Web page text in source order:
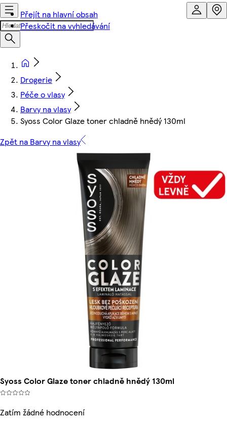
Přejít na hlavní obsah
Přeskočit na vyhledávání
Drogerie
Péče o vlasy
Barvy na vlasy
Syoss Color Glaze toner chladně hnědý 130ml
Zpět na Barvy na vlasy
Syoss Color Glaze toner chladně hnědý 130ml
Zatím žádné hodnocení